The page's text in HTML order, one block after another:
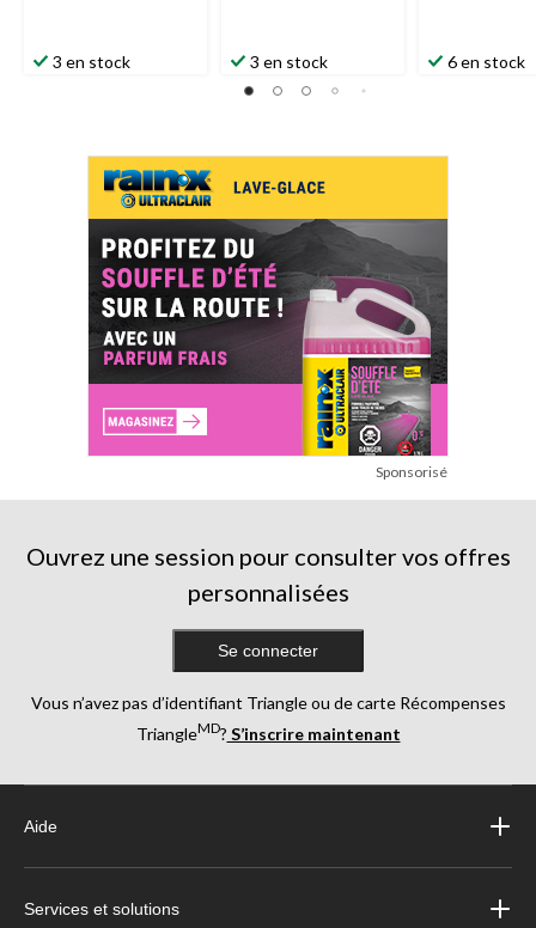
3 en stock 3 en stock 6 en stock
Sponsorisé
Ouvrez une session pour consulter vos offres
personnalisées
Se connecter
Vous n’avez pas d’identifiant Triangle ou de carte Récompenses
TriangleMD? S’inscrire maintenant
Aide
Services et solutions